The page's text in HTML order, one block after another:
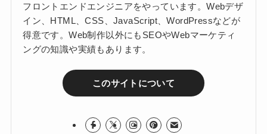
フロントエンドエンジニアをやっています。Webデザ
イン、HTML、CSS、JavaScript、WordPressなどが
得意です。Web制作以外にもSEOやWebマーケティ
ングの知識や実績もあります。
このサイトについて